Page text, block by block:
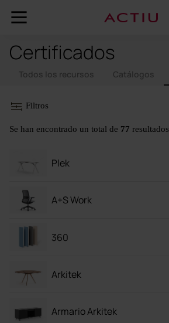
Certificados
Todos los recursos Catálogos
Filtros
Se han encontrado un total de 77 resultados
Plek
A+S Work
360
Arkitek
Armario Arkitek